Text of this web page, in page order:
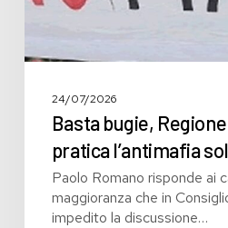
24/07/2026
Basta bugie,
pratica l’antimafia
Paolo Romano risponde ai
maggioranza che in
impedito la discussione…